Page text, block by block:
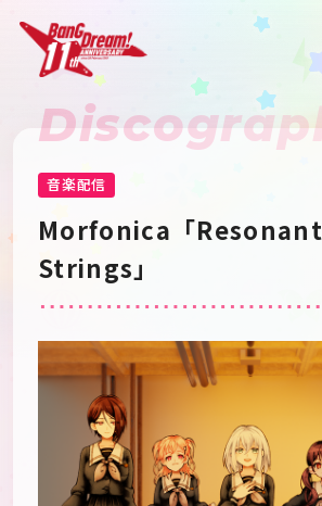
Home
Live•Event
Artist
Schedule
Goods
音楽配信
Morfonica「Resonant
Strings」